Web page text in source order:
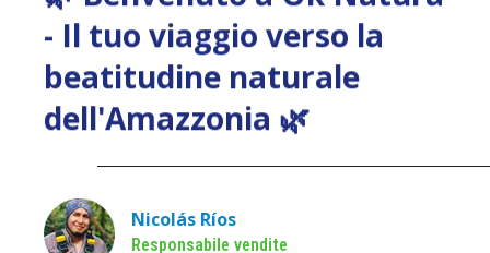
- Il tuo viaggio verso la
beatitudine naturale
dell'Amazzonia 🌿
Nicolás Ríos
Responsabile vendite